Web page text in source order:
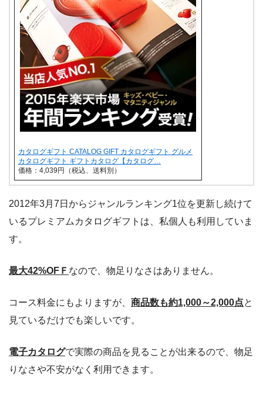
カタログギフト CATALOG GIFT カタログギフト グルメ
カタログギフト ギフトカタログ【カタログ…
価格：4,039円（税込、送料別）
2012年3月7日からジャンルランキング1位を更新し続けて
いるプレミアムカタログギフトは、私個人も利用していま
す。
最大42%OFＦ なので、物足りなさはありません。
コース料金にもよりますが、 商品数も約1,000～2,000点と
見ているだけでも楽しいです。
電子カタログで実際の商品を見ることが出来るので、物足
りなさや不安がなく利用できます。